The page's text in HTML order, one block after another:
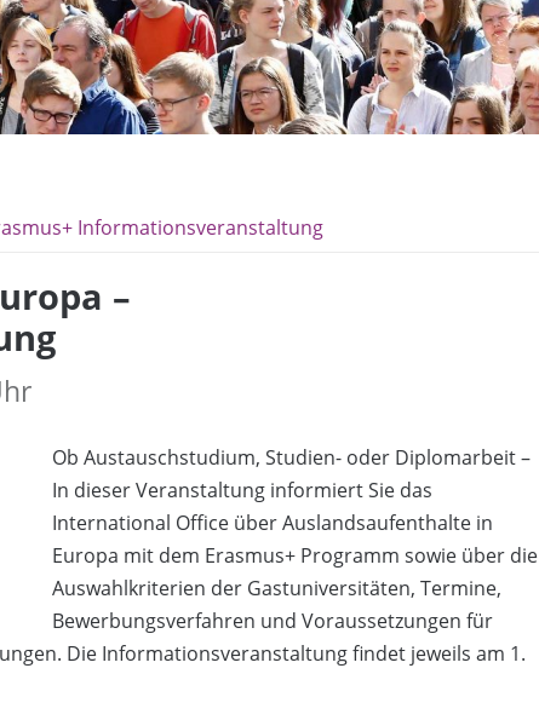
Informationsveranstaltung
–
Ob Austauschstudium, Studien- oder Diplomarbeit –
In dieser Veranstaltung informiert Sie das
International Office über Auslandsaufenthalte in
Europa mit dem Erasmus+ Programm sowie über die
Auswahlkriterien der Gastuniversitäten, Termine,
Bewerbungsverfahren und Voraussetzungen für
Die Informationsveranstaltung findet jeweils am 1.